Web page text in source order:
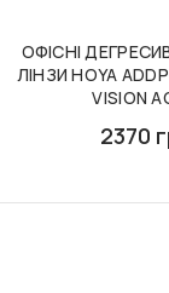
ОФІСНІ
ЛІНЗИ HOYA
VISION
2370